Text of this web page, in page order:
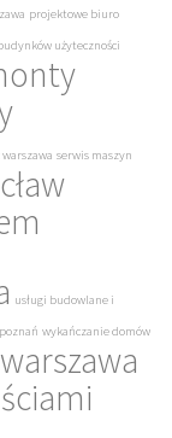
projektowe biuro
użyteczności
serwis maszyn
usługi budowlane i
wykańczanie domów